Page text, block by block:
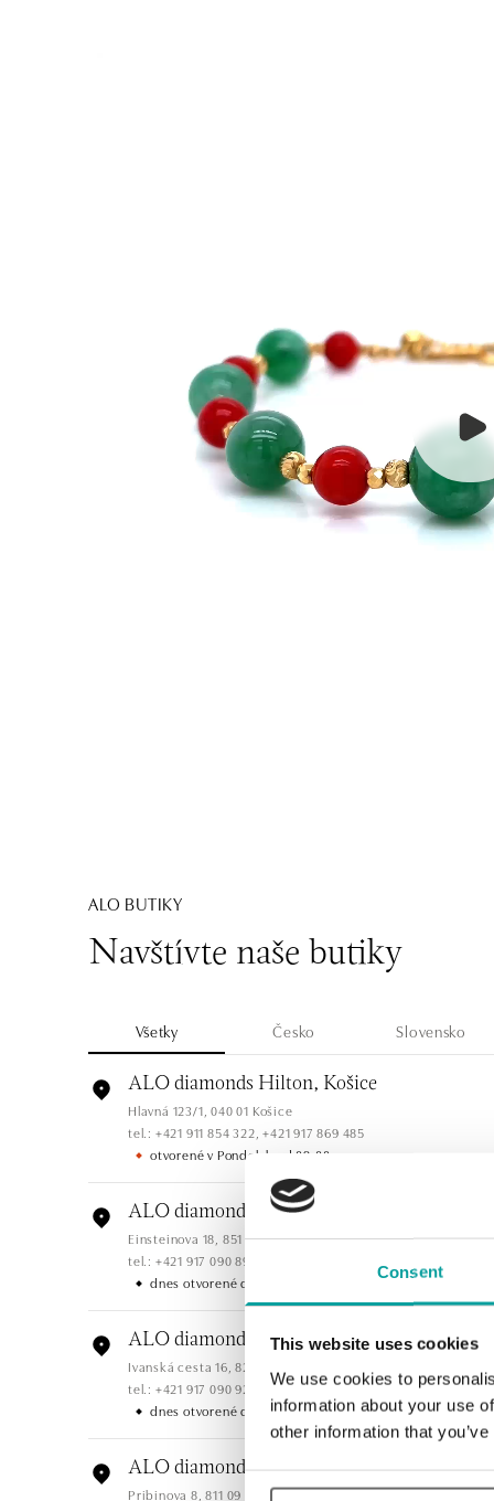
Consent
This website uses cookies
We use cookies to
information about your use
other information that
ALO BUTIKY
Navštívte naše butiky
Všetky Česko Slovensko
ALO diamonds Hilton, Košice
Hlavná 123/1, 040 01 Košice
tel.: +421 911 854 322, +421 917 869 485
otvorené v Pondelok od 09:00
ALO diamonds OC Aupark, Bratislava
Einsteinova 18, 851 01 Bratislava
tel.: +421 917 090 891
dnes otvorené do 21:00
ALO diamonds OC Avion, Bratislava
Ivanská cesta 16, 821 04 Bratislava
tel.: +421 917 090 924, +421 915 344 725
dnes otvorené do 21:00
ALO diamonds OC Eurovea, Bratislava
Pribinova 8, 811 09 Bratislava